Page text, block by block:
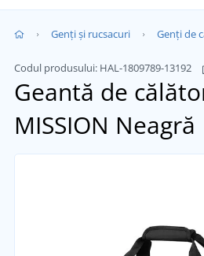
Genți și rucsacuri Genți de
Codul produsului: HAL-1809789-13192
Geantă de
MISSION Neagră